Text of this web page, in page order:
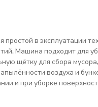
в эксплуатации
Машина подходит для
щётку для сбора
воздуха и
и при уборке